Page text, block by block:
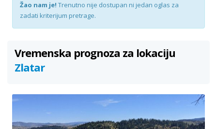
Žao nam je! Trenutno nije dostupan ni jedan oglas za
zadati kriterijum pretrage.
Vremenska prognoza za lokaciju
Zlatar